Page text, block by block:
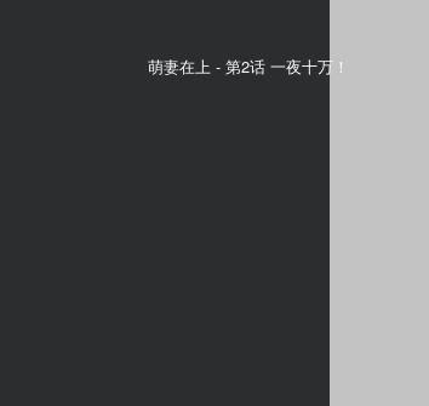
萌妻在上 - 第2话 一夜十万！